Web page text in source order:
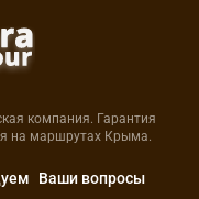
компания. Гарантия
на маршрутах Крыма.
Ваши вопросы